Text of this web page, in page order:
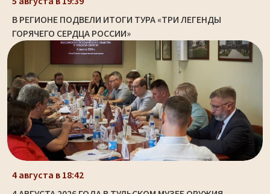
В РЕГИОНЕ ПОДВЕЛИ ИТОГИ ТУРА «ТРИ ЛЕГЕНДЫ
ГОРЯЧЕГО СЕРДЦА РОССИИ»
4 августа в 18:42